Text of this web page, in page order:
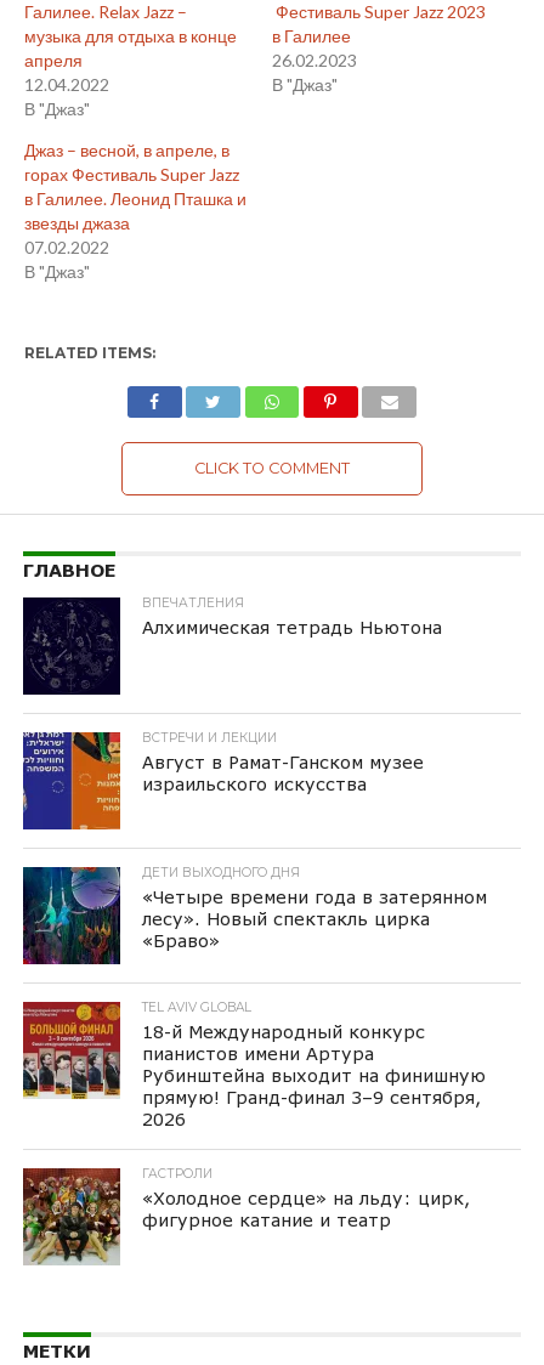
Галилее. Relax Jazz –
музыка для отдыха в конце
апреля
12.04.2022
В "Джаз"
Фестиваль Super Jazz 2023
в Галилее
26.02.2023
В "Джаз"
Джаз – весной, в апреле, в
горах Фестиваль Super Jazz
в Галилее. Леонид Пташка и
звезды джаза
07.02.2022
В "Джаз"
RELATED ITEMS:
CLICK TO COMMENT
ГЛАВНОЕ
ВПЕЧАТЛЕНИЯ
Алхимическая тетрадь Ньютона
ВСТРЕЧИ И ЛЕКЦИИ
Август в Рамат-Ганском музее
израильского искусства
ДЕТИ ВЫХОДНОГО ДНЯ
«Четыре времени года в затерянном
лесу». Новый спектакль цирка
«Браво»
TEL AVIV GLOBAL
18-й Международный конкурс
пианистов имени Артура
Рубинштейна выходит на финишную
прямую! Гранд-финал 3–9 сентября,
2026
ГАСТРОЛИ
«Холодное сердце» на льду: цирк,
фигурное катание и театр
МЕТКИ